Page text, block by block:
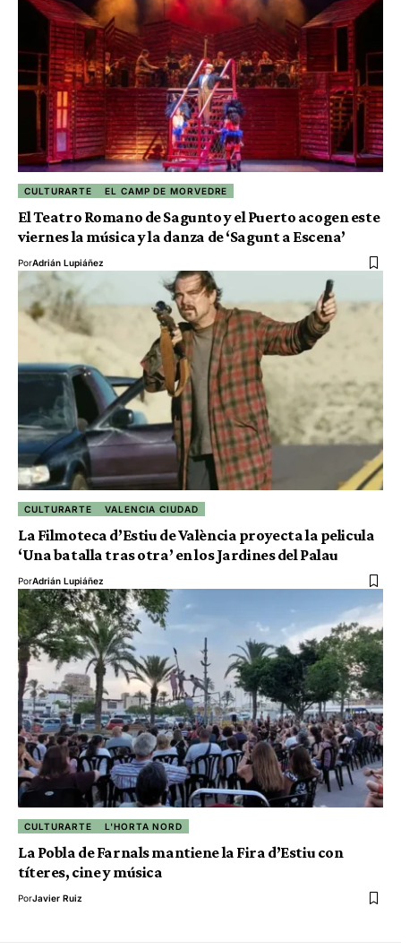
CULTURARTE EL CAMP DE MORVEDRE
El Teatro Romano de Sagunto y el Puerto acogen este
viernes la música y la danza de ‘Sagunt a Escena’
PorAdrián Lupiáñez
CULTURARTE VALENCIA CIUDAD
La Filmoteca d’Estiu de València proyecta la pelicula
‘Una batalla tras otra’ en los Jardines del Palau
PorAdrián Lupiáñez
CULTURARTE L'HORTA NORD
La Pobla de Farnals mantiene la Fira d’Estiu con
títeres, cine y música
PorJavier Ruiz